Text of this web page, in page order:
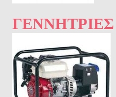
ΓΕΝΝΉΤΡΙΕΣ